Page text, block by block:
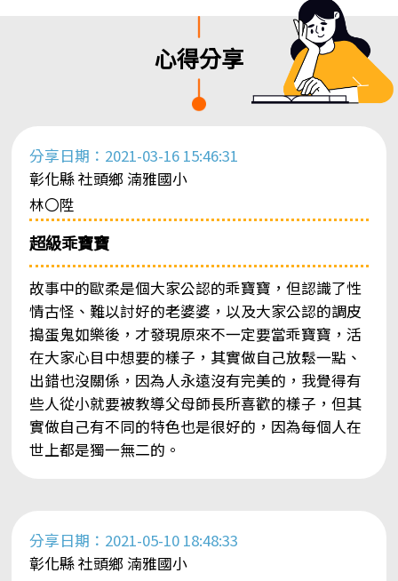
心得分享
分享日期：2021-03-16 15:46:31
彰化縣 社頭鄉 湳雅國小
林〇陞
超級乖寶寶
故事中的歐柔是個大家公認的乖寶寶，但認識了性
情古怪、難以討好的老婆婆，以及大家公認的調皮
搗蛋鬼如樂後，才發現原來不一定要當乖寶寶，活
在大家心目中想要的樣子，其實做自己放鬆一點、
出錯也沒關係，因為人永遠沒有完美的，我覺得有
些人從小就要被教導父母師長所喜歡的樣子，但其
實做自己有不同的特色也是很好的，因為每個人在
世上都是獨一無二的。
分享日期：2021-05-10 18:48:33
彰化縣 社頭鄉 湳雅國小